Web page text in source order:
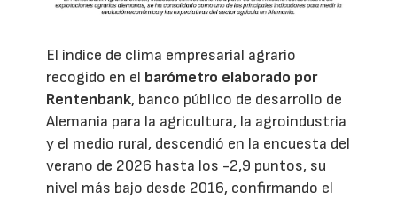
El índice de clima empresarial agrario
recogido en el barómetro elaborado por
Rentenbank, banco público de desarrollo de
Alemania para la agricultura, la agroindustria
y el medio rural, descendió en la encuesta del
verano de 2026 hasta los -2,9 puntos, su
nivel más bajo desde 2016, confirmando el